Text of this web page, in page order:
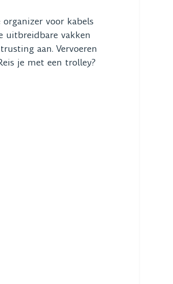
voor kabels
uitbreidbare vakken
aan. Vervoeren
je met een trolley?